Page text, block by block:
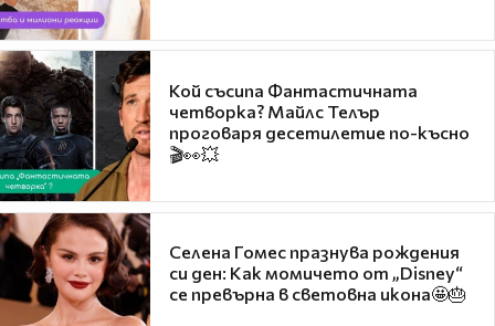
Кой съсипа Фантастичната
четворка? Майлс Телър
проговаря десетилетие по-късно
🎬👀💥
Селена Гомес празнува рождения
си ден: Как момичето от „Disney“
се превърна в световна икона🤩🎂